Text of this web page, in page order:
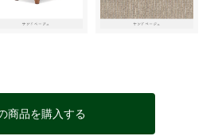
商品を購入する